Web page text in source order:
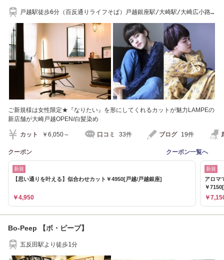
戸越駅徒歩6分（百反通りライフそば）戸越銀座駅/大崎駅/大崎広小路
ご新規様は女性限定★『なりたい』を形にしてくれるカットが魅力LAMPEの
新店舗が大崎戸越OPEN/白髪染め
カット ￥6,050～ 口コミ 33件 ブログ 19件
クーポン クーポン一覧へ
新規
【思い通りを叶える】似合わせカット￥4950[戸越/戸越銀座]
￥4,950
新規
アロマ
￥
￥
Bo-Peep 【ボ・ピープ】
五反田駅より徒歩1分